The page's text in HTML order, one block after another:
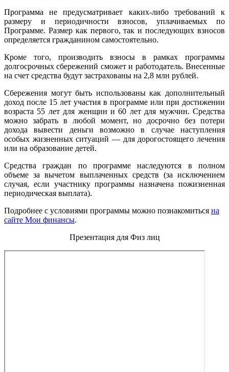
Программа не предусматривает каких-либо требований к
размеру и периодичности взносов, уплачиваемых по
Программе. Размер как первого, так и последующих взносов
определяется гражданином самостоятельно.
Кроме того, производить взносы в рамках программы
долгосрочных сбережений сможет и работодатель. Внесенные
на счет средства будут застрахованы на 2,8 млн рублей.
Сбережения могут быть использованы как дополнительный
доход после 15 лет участия в программе или при достижении
возраста 55 лет для женщин и 60 лет для мужчин. Средства
можно забрать в любой момент, но досрочно без потери
дохода вывести деньги возможно в случае наступления
особых жизненных ситуаций — для дорогостоящего лечения
или на образование детей.
Средства граждан по программе наследуются в полном
объеме за вычетом выплаченных средств (за исключением
случая, если участнику программы назначена пожизненная
периодическая выплата).
Подробнее с условиями программы можно познакомиться на
сайте Мои финансы.
Презентация для Физ лиц